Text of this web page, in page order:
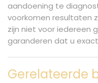
aandoening te
voorkomen resultaten
zijn niet voor iedereen
garanderen dat u
Gerelateerde